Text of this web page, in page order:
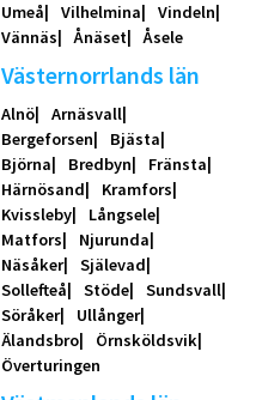
Umeå
Vilhelmina
Vindeln
Vännäs
Ånäset Åsele
Västernorrlands län
Alnö
Arnäsvall
Bergeforsen
Bjästa
Björna
Bredbyn
Fränsta
Härnösand
Kramfors
Kvissleby
Långsele
Matfors
Njurunda
Näsåker
Själevad
Sollefteå
Stöde
Sundsvall
Söråker
Ullånger
Älandsbro
Örnsköldsvik
Överturingen